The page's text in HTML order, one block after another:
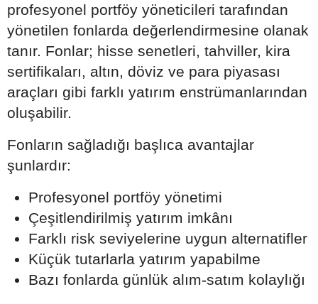
profesyonel portföy yöneticileri tarafından
yönetilen fonlarda değerlendirmesine olanak
tanır. Fonlar; hisse senetleri, tahviller, kira
sertifikaları, altın, döviz ve para piyasası
araçları gibi farklı yatırım enstrümanlarından
oluşabilir.
Fonların sağladığı başlıca avantajlar
şunlardır:
Profesyonel portföy yönetimi
Çeşitlendirilmiş yatırım imkânı
Farklı risk seviyelerine uygun alternatifler
Küçük tutarlarla yatırım yapabilme
Bazı fonlarda günlük alım-satım kolaylığı